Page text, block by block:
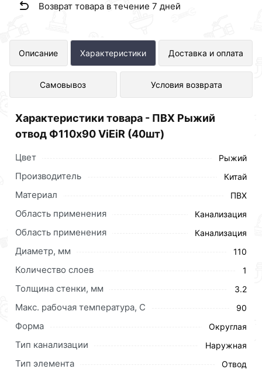
Возврат товара в течение 7 дней
Описание Характеристики Доставка и оплата
Самовывоз Условия возврата
ПВХ Рыжий отвод Ф110х90 ViEiR
(40шт) представлен в интернет-
магазине Сантехника по отличной
Характеристики товара - ПВХ Рыжий
отвод Ф110х90 ViEiR (40шт)
Цвет Рыжий
Производитель Китай
Материал ПВХ
Область применения Канализация
Область применения Канализация
Диаметр, мм 110
Количество слоев 1
Толщина стенки, мм 3.2
Макс. рабочая температура, C 90
Форма Округлая
Тип канализации Наружная
Тип элемента Отвод